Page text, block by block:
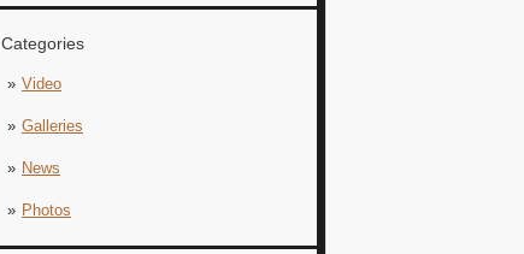
Categories
Video
Galleries
News
Photos